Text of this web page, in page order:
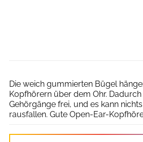
Die weich gummierten Bügel
Kopfhörern über dem Ohr.
Gehörgänge frei, und es kann
rausfallen. Gute Open-Ear-